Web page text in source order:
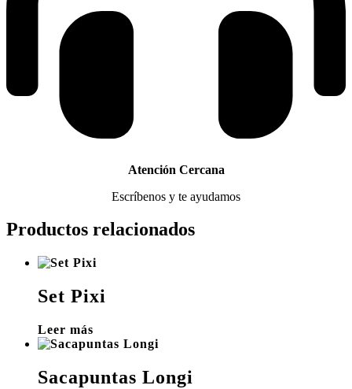
Atención Cercana
Escríbenos y te ayudamos
Productos relacionados
Set Pixi
Leer más
Sacapuntas Longi